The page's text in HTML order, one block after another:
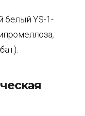
белый YS-1-